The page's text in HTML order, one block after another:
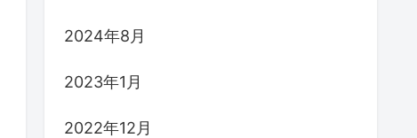
2024年8月
2023年1月
2022年12月